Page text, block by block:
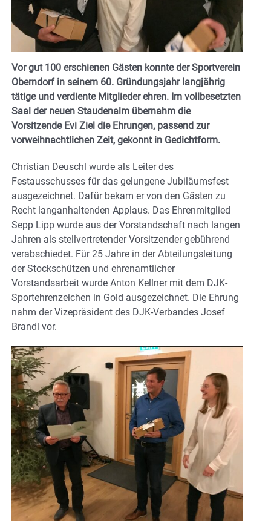
Vor gut 100 erschienen Gästen konnte der Sportverein
Oberndorf in seinem 60. Gründungsjahr langjährig
tätige und verdiente Mitglieder ehren. Im vollbesetzten
Saal der neuen Staudenalm übernahm die
Vorsitzende Evi Ziel die Ehrungen, passend zur
vorweihnachtlichen Zeit, gekonnt in Gedichtform.
Christian Deuschl wurde als Leiter des
Festausschusses für das gelungene Jubiläumsfest
ausgezeichnet. Dafür bekam er von den Gästen zu
Recht langanhaltenden Applaus. Das Ehrenmitglied
Sepp Lipp wurde aus der Vorstandschaft nach langen
Jahren als stellvertretender Vorsitzender gebührend
verabschiedet. Für 25 Jahre in der Abteilungsleitung
der Stockschützen und ehrenamtlicher
Vorstandsarbeit wurde Anton Kellner mit dem DJK-
Sportehrenzeichen in Gold ausgezeichnet. Die Ehrung
nahm der Vizepräsident des DJK-Verbandes Josef
Brandl vor.